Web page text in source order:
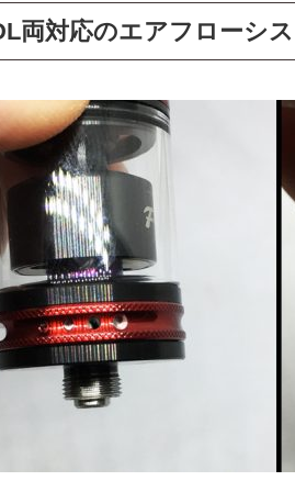
両対応のエアフローシ